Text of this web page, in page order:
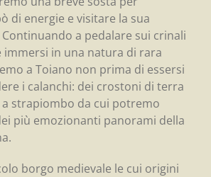
di energie e visitare la sua
a pedalare sui crinali
immersi in una natura di rara
a Toiano non prima di essersi
i calanchi: dei crostoni di terra
strapiombo da cui potremo
più emozionanti panorami della
borgo medievale le cui origini